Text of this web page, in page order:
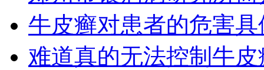
牛皮癣对患者的危害
难道真的无法控制牛